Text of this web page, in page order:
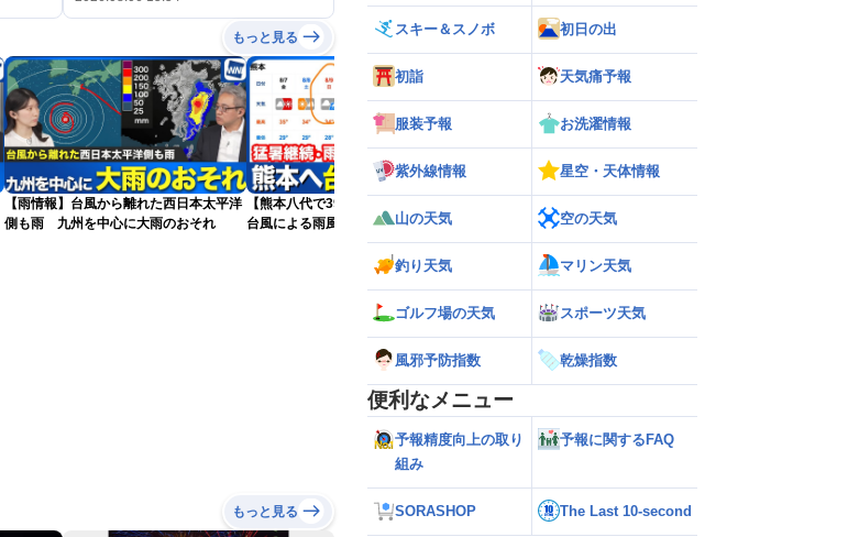
もっと見る
【雨情報】台風から離れた西日本太平洋
側も雨 九州を中心に大雨のおそれ
【熊本八代で39℃観測】被災地・熊本へ
台風による雨風の影響は？
の可能性も進路は定まらず（6日15時更
新）
もっと見る
スキー＆スノボ 初日の出
初詣 天気痛予報
服装予報 お洗濯情報
紫外線情報 星空・天体情報
山の天気 空の天気
釣り天気 マリン天気
ゴルフ場の天気 スポーツ天気
風邪予防指数 乾燥指数
便利なメニュー
予報精度向上の取り
組み
予報に関するFAQ
SORASHOP The Last 10-second